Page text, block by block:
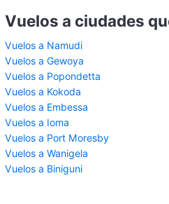
Vuelos a ciudades
Vuelos a Namudi
Vuelos a Gewoya
Vuelos a Popondetta
Vuelos a Kokoda
Vuelos a Embessa
Vuelos a Ioma
Vuelos a Port Moresby
Vuelos a Wanigela
Vuelos a Biniguni